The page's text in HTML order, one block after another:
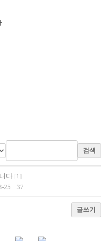
검색
다 [1 ]
25 37
글쓰기